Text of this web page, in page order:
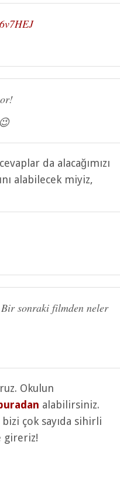
da alacağımızı
alabilecek miyiz,
sonraki filmden neler
Okulun
alabilirsiniz.
çok sayıda sihirli
gireriz!